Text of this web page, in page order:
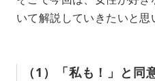
いて解説していきたいと思
（1）「私も！」と同